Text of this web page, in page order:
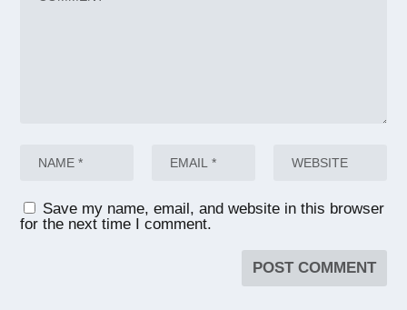
Save my name, email, and website in this browser
for the next time I comment.